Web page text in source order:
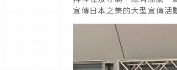
宣傳日本之美的大型宣傳活